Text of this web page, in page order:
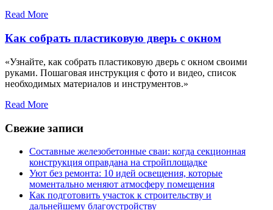
Read More
Как собрать пластиковую дверь с окном
«Узнайте, как собрать пластиковую дверь с окном своими
руками. Пошаговая инструкция с фото и видео, список
необходимых материалов и инструментов.»
Read More
Свежие записи
Составные железобетонные сваи: когда секционная
конструкция оправдана на стройплощадке
Уют без ремонта: 10 идей освещения, которые
моментально меняют атмосферу помещения
Как подготовить участок к строительству и
дальнейшему благоустройству